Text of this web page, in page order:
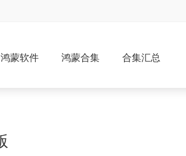
鸿蒙软件 鸿蒙合集 合集汇总